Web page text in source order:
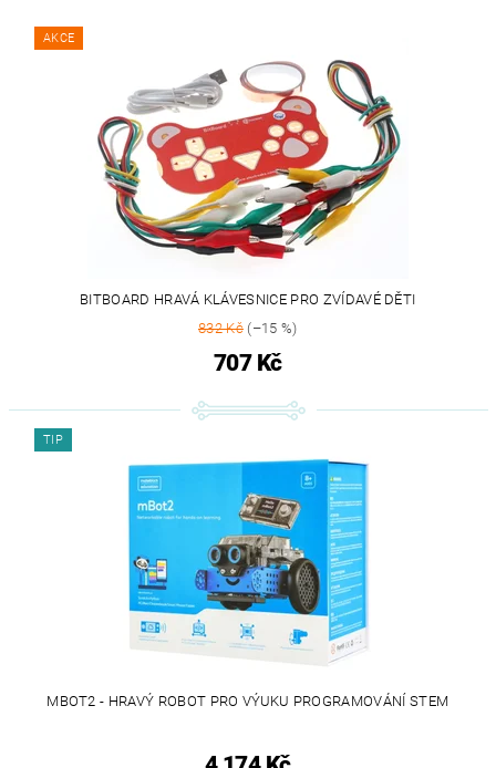
AKCE
BITBOARD HRAVÁ KLÁVESNICE PRO ZVÍDAVÉ DĚTI
832 Kč(–15 %)
707 Kč
TIP
MBOT2 - HRAVÝ ROBOT PRO VÝUKU PROGRAMOVÁNÍ STEM